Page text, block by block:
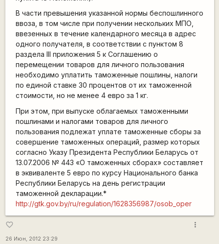
В части превышения указанной нормы беспошлинного
ввоза, в том числе при получении нескольких МПО,
ввезенных в течение календарного месяца в адрес
одного получателя, в соответствии с пунктом 8
раздела III приложения 5 к Соглашению о
перемещении товаров для личного пользования
необходимо уплатить таможенные пошлины, налоги
по единой ставке 30 процентов от их таможенной
стоимости, но не менее 4 евро за 1 кг.
При этом, при выпуске облагаемых таможенными
пошлинами и налогами товаров для личного
пользования подлежат уплате таможенные сборы за
совершение таможенных операций, размер которых
согласно Указу Президента Республики Беларусь от
13.07.2006 № 443 «О таможенных сборах» составляет
в эквиваленте 5 евро по курсу Национального банка
Республики Беларусь на день регистрации
таможенной декларации.*
http://gtk.gov.by/ru/regulation/1628356987/osob_oper
favorite_border
26 Июн, 2012 23:29
more_vert